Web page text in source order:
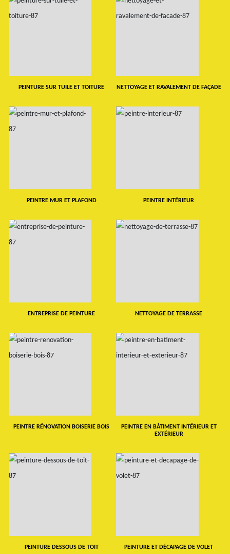
PEINTURE SUR TUILE ET TOITURE NETTOYAGE ET RAVALEMENT DE FAÇADE
PEINTRE MUR ET PLAFOND PEINTRE INTÉRIEUR
ENTREPRISE DE PEINTURE NETTOYAGE DE TERRASSE
PEINTRE RÉNOVATION BOISERIE BOIS
PEINTRE EN BÂTIMENT INTÉRIEUR ET
EXTÉRIEUR
PEINTURE DESSOUS DE TOIT PEINTURE ET DÉCAPAGE DE VOLET